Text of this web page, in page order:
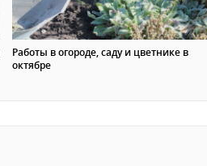
Работы в огороде, саду и цветнике в
октябре